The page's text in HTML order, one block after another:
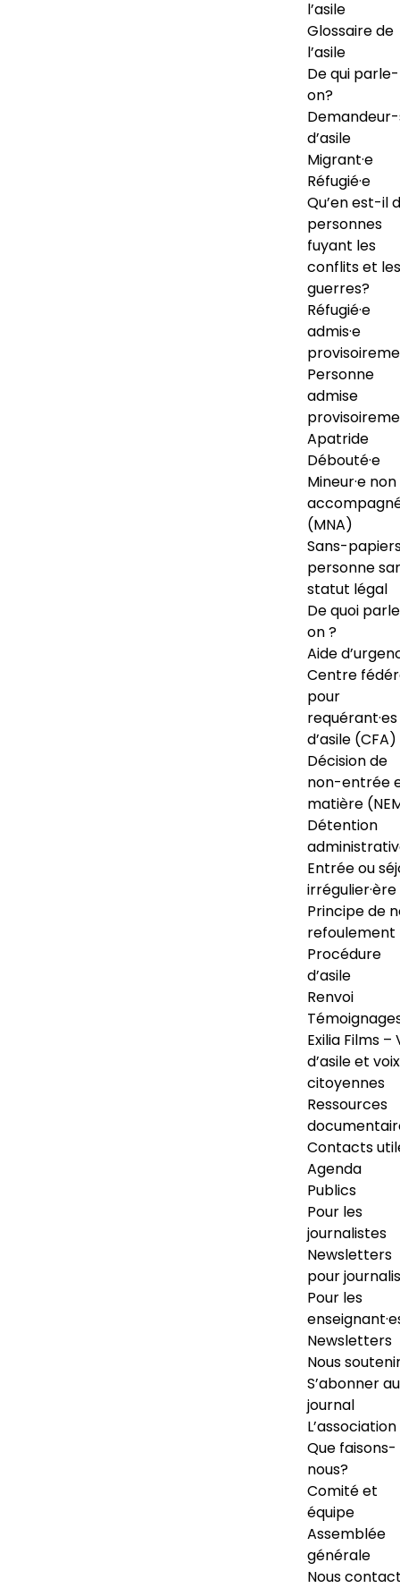
l’asile
Glossaire de
l’asile
De qui
on?
d’asile
Migrant·e
Réfugié·e
Qu’en est-il
personnes
fuyant les
conflits et les
guerres?
Réfugié·e
admis·e
Personne
admise
Apatride
Débouté·e
Mineur·e non
(MNA)
Sans-
personne
statut légal
De quoi
on ?
Aide
Centre
pour
requérant·es
d’asile (CFA)
Décision de
non-entrée
matière
Détention
Entrée ou
irrégulier·ère
Principe de
refoulement
Procédure
d’asile
Renvoi
Exilia Films –
d’asile et voix
citoyennes
Ressources
Contacts
Agenda
Publics
Pour les
journalistes
Newsletters
pour
Pour les
Newsletters
Nous
S’abonner au
journal
L’association
Que faisons-
nous?
Comité et
équipe
Assemblée
générale
Nous